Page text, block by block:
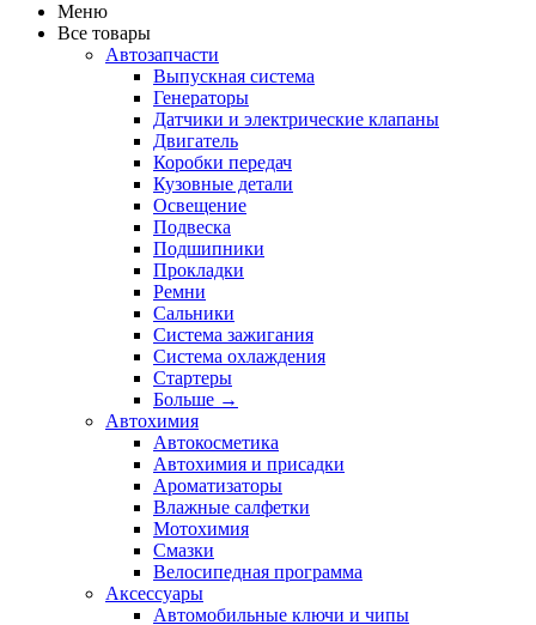
Меню
Все товары
Автозапчасти
Выпускная система
Генераторы
Датчики и электрические клапаны
Двигатель
Коробки передач
Кузовные детали
Освещение
Подвеска
Подшипники
Прокладки
Ремни
Сальники
Система зажигания
Система охлаждения
Стартеры
Больше →
Автохимия
Автокосметика
Автохимия и присадки
Ароматизаторы
Влажные салфетки
Мотохимия
Смазки
Велосипедная программа
Аксессуары
Автомобильные ключи и чипы